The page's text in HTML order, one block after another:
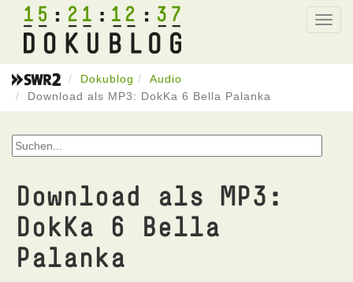
15 21 12 37
Dokublog
Audio
Download als MP3: DokKa 6 Bella Palanka
Download als MP3:
DokKa 6 Bella
Palanka